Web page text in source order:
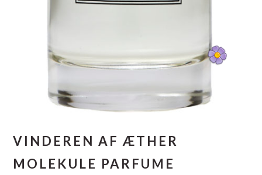
VINDEREN AF ÆTHER
MOLEKULE PARFUME